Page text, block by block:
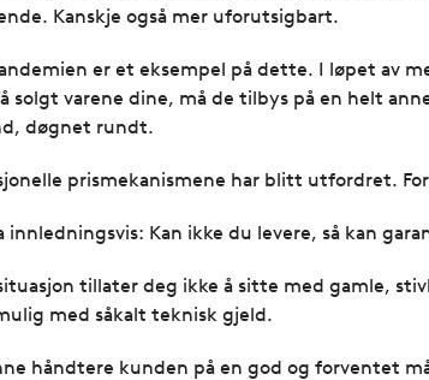
Kanskje også mer uforutsigbart.
er et eksempel på dette. I løpet av
solgt varene dine, må de tilbys på en helt
døgnet rundt.
prismekanismene har blitt utfordret.
innledningsvis: Kan ikke du levere, så kan
tillater deg ikke å sitte med gamle,
med såkalt teknisk gjeld.
håndtere kunden på en god og forventet